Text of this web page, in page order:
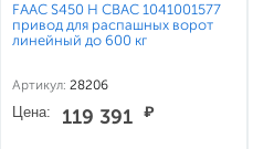
FAAC S450 H CBAC 1041001577
привод для распашных ворот
линейный до 600 кг
Артикул: 28206
Цена: 119 391 ₽